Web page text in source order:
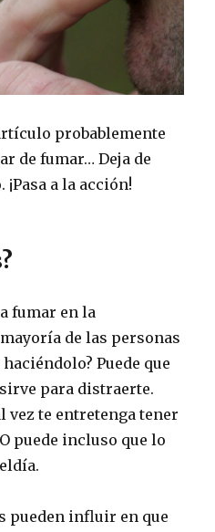
probablemente
de fumar… Deja de
a la acción!
fumar en la
de las personas
Puede que
para distraerte.
vez te entretenga tener
puede incluso que lo
pueden influir en que